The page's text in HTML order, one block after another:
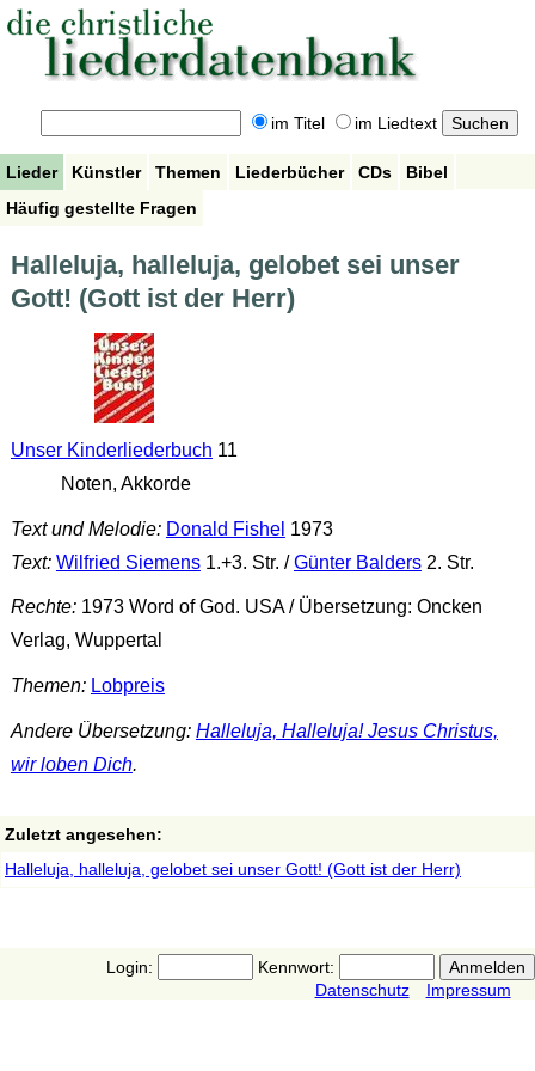
im Titel im Liedtext
Lieder Künstler Themen Liederbücher CDs
Bibel
Häufig gestellte Fragen
Halleluja, halleluja, gelobet sei unser
Gott! (Gott ist der Herr)
Unser Kinderliederbuch 11
Noten, Akkorde
Text und Melodie: Donald Fishel 1973
Text: Wilfried Siemens1.+3. Str. /Günter Balders2. Str.
Rechte:1973 Word of God. USA / Übersetzung: Oncken
Verlag, Wuppertal
Themen: Lobpreis
Andere Übersetzung: Halleluja, Halleluja! Jesus Christus,
wir loben Dich.
Zuletzt angesehen:
Halleluja, halleluja, gelobet sei unser Gott! (Gott ist der Herr)
Login:
Kennwort:
Datenschutz
Impressum